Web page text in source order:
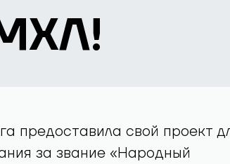
предоставила свой проект
за звание «Народный